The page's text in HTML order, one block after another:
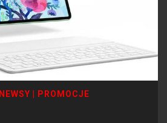
NEWSY
PROMOCJE